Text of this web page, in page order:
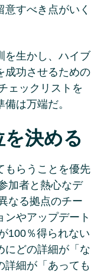
すべき点がいく
を生かし、ハイブ
成功させるための
ェックリストを
は万端だ。
決める
もらうことを優先
加者と熱心なデ
なる拠点のチー
ンやアップデート
100％得られない
にどの詳細が「な
詳細が「あっても